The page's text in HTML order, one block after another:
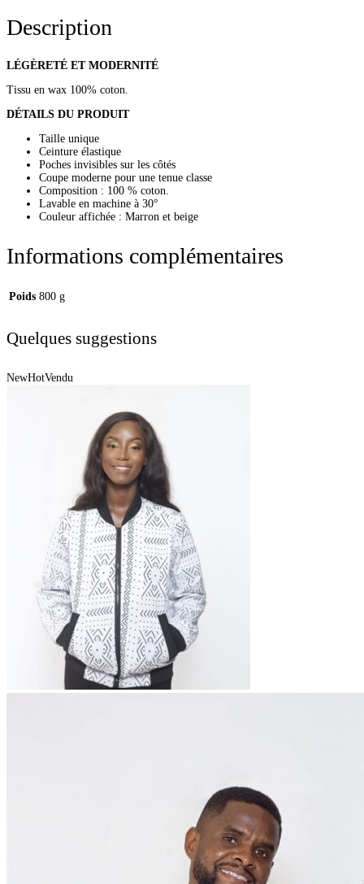
Description
LÉGÈRETÉ ET MODERNITÉ
Tissu en wax 100% coton.
DÉTAILS DU PRODUIT
Taille unique
Ceinture élastique
Poches invisibles sur les côtés
Coupe moderne pour une tenue classe
Composition : 100 % coton.
Lavable en machine à 30°
Couleur affichée : Marron et beige
Informations complémentaires
Poids 800 g
Quelques suggestions
NewHotVendu